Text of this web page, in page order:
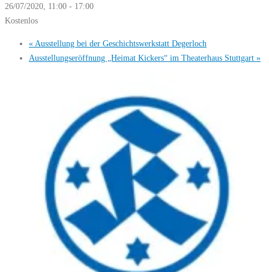
26/07/2020, 11:00 - 17:00
Kostenlos
« Ausstellung bei der Geschichtswerkstatt Degerloch
Ausstellungseröffnung „Heimat Kickers“ im Theaterhaus Stuttgart »